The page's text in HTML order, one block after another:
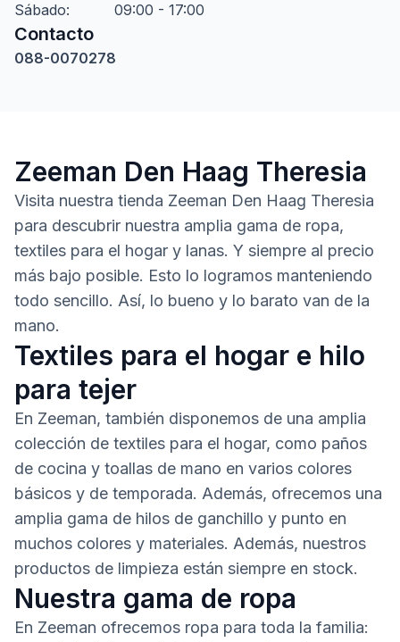
Sábado: 09:00 - 17:00
Contacto
088-0070278
Zeeman Den Haag Theresia
Visita nuestra tienda Zeeman Den Haag Theresia
para descubrir nuestra amplia gama de ropa,
textiles para el hogar y lanas. Y siempre al precio
más bajo posible. Esto lo logramos manteniendo
todo sencillo. Así, lo bueno y lo barato van de la
mano.
Textiles para el hogar e hilo
para tejer
En Zeeman, también disponemos de una amplia
colección de textiles para el hogar, como paños
de cocina y toallas de mano en varios colores
básicos y de temporada. Además, ofrecemos una
amplia gama de hilos de ganchillo y punto en
muchos colores y materiales. Además, nuestros
productos de limpieza están siempre en stock.
Nuestra gama de ropa
En Zeeman ofrecemos ropa para toda la familia: